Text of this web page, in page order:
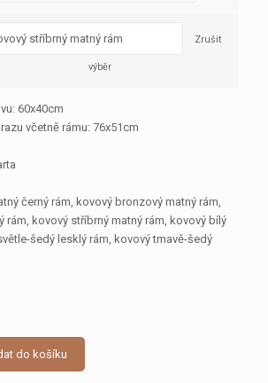
Zrušit
výběr
60x40cm
včetně rámu: 76x51cm
černý rám, kovový bronzový matný rám,
rám, kovový stříbrný matný rám, kovový bílý
šedý lesklý rám, kovový tmavě-šedý
do košíku